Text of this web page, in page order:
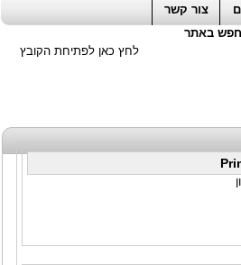
צור קשר
חפש באתר
לחץ כאן לפתיחת הקובץ